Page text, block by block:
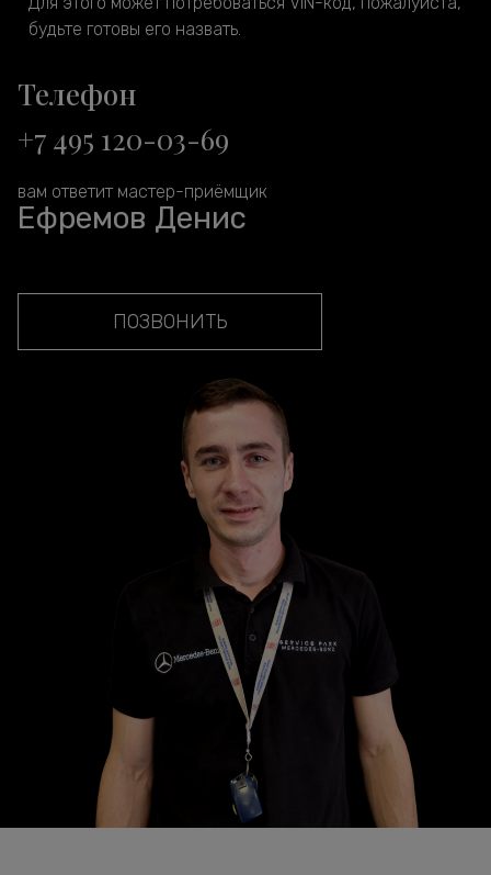
будьте готовы его назвать.
Телефон
+7 495 120-03-69
вам ответит мастер-приёмщик
Ефремов Денис
ПОЗВОНИТЬ